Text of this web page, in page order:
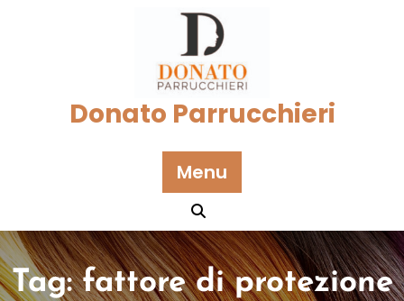
Donato Parrucchieri
Menu
Tag:fattore di protezione